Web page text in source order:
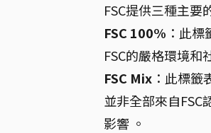
FSC提供三種主要
FSC 100% ：此
FSC的嚴格環境和
FSC Mix ：此標
並非全部來自
影響 。